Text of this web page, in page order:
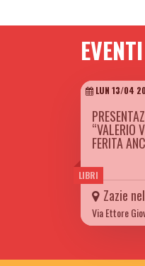
LIBRI
LUN 13/04
“VALERIO
FERITA
Zazie
Via Ettore